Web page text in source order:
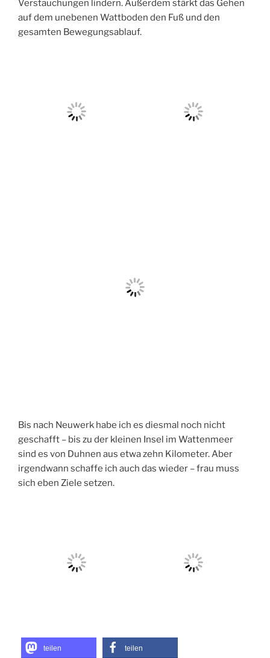
Verstauchungen lindern. Außerdem stärkt das Gehen
auf dem unebenen Wattboden den Fuß und den
gesamten Bewegungsablauf.
Bis nach Neuwerk habe ich es diesmal noch nicht
geschafft – bis zu der kleinen Insel im Wattenmeer
sind es von Duhnen aus etwa zehn Kilometer. Aber
irgendwann schaffe ich auch das wieder – frau muss
sich eben Ziele setzen.
teilen teilen